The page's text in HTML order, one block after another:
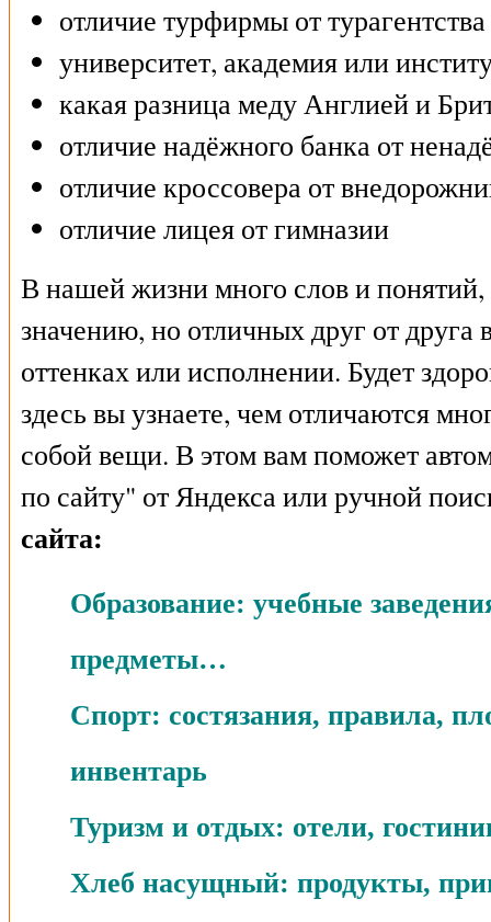
отличие турфирмы от турагентства
университет, академия или
какая разница меду Англией и
отличие надёжного банка от
отличие кроссовера от
отличие лицея от гимназии
В нашей жизни много слов и понятий,
значению, но отличных друг от друга
оттенках или исполнении. Будет
здесь вы узнаете, чем отличаются
собой вещи. В этом вам поможет
по сайту" от Яндекса или ручной
сайта:
Образование: учебные
предметы…
Спорт: состязания, правила,
инвентарь
Туризм и отдых: отели,
Хлеб насущный: продукты,